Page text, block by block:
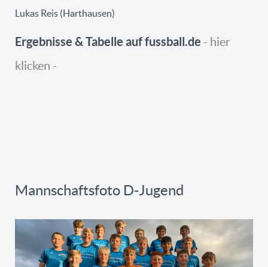
Lukas Reis (Harthausen)
Ergebnisse & Tabelle auf fussball.de - hier
klicken -
Mannschaftsfoto D-Jugend